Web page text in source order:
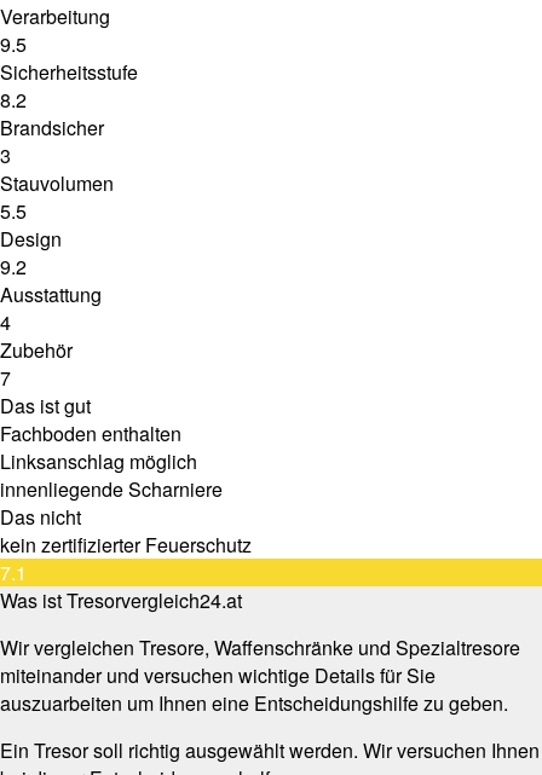
Verarbeitung
9.5
Sicherheitsstufe
8.2
Brandsicher
3
Stauvolumen
5.5
Design
9.2
Ausstattung
4
Zubehör
7
Das ist gut
Fachboden enthalten
Linksanschlag möglich
innenliegende Scharniere
Das nicht
kein zertifizierter Feuerschutz
7.1
Was ist Tresorvergleich24.at
Wir vergleichen Tresore, Waffenschränke und Spezialtresore
miteinander und versuchen wichtige Details für Sie
auszuarbeiten um Ihnen eine Entscheidungshilfe zu geben.
Ein Tresor soll richtig ausgewählt werden. Wir versuchen Ihnen